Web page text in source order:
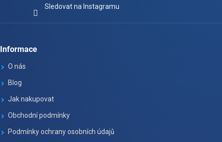
Sledovat na Instagramu
Informace
O nás
Blog
Jak nakupovat
Obchodní podmínky
Podmínky ochrany osobních údajů